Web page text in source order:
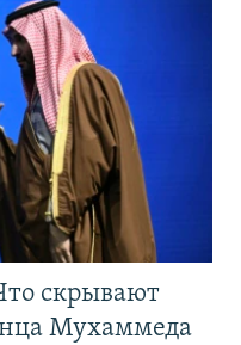
скрывают
Мухаммеда